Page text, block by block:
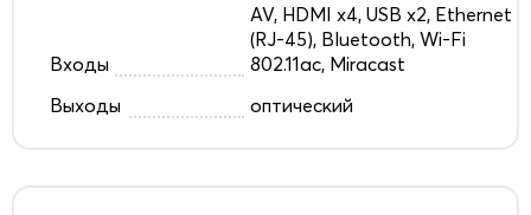
Входы
AV, HDMI x4, USB x2, Ethernet
(RJ-45), Bluetooth, Wi-Fi
802.11ac, Miracast
Выходы
оптический